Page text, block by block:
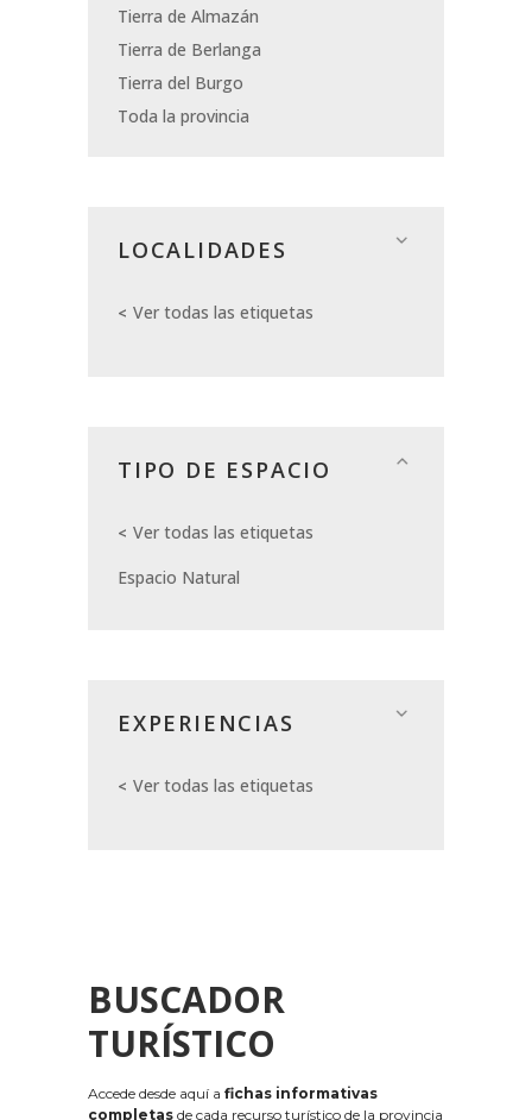
Tierra de Almazán
Tierra de Berlanga
Tierra del Burgo
Toda la provincia
LOCALIDADES
Ver todas las etiquetas
TIPO DE ESPACIO
Ver todas las etiquetas
Espacio Natural
EXPERIENCIAS
Ver todas las etiquetas
BUSCADOR
TURÍSTICO
Accede desde aquí a fichas informativas
completas de cada recurso turístico de la provincia